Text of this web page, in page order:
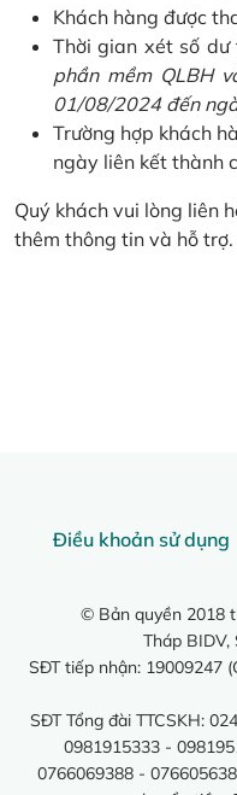
Khách hàng được
Thời gian xét số
phần mềm QLBH
01/08/2024 đến
Trường hợp khách
ngày liên kết thành
Quý khách vui lòng liên
thêm thông tin và hỗ trợ.
Điều khoản sử dụng
© Bản quyền 2018
Tháp BIDV,
SĐT tiếp nhận: 19009247
SĐT Tổng đài TTCSKH:
0981915333 -
0766069388 -